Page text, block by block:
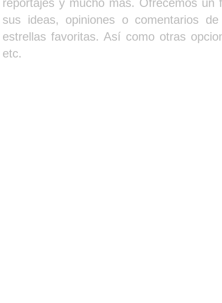
sus ideas, opiniones o comentarios
estrellas favoritas. Así como otras
etc.